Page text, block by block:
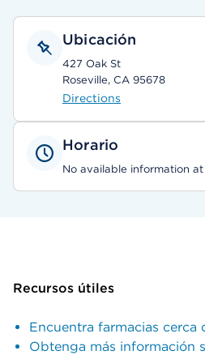
Ubicación
427 Oak St
Roseville, CA 95678
Directions
Horario
No available information
Recursos útiles
Encuentra farmacias cerca
Obtenga más información